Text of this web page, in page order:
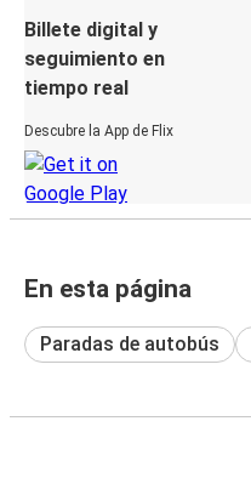
Billete digital y
seguimiento en
tiempo real
Descubre la App de Flix
En esta página
Paradas de autobús